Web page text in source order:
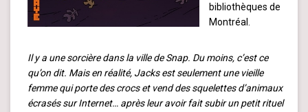
bibliothèques de
Montréal.
Il y a une sorcière dans la ville de Snap. Du moins, c’est ce
qu’on dit. Mais en réalité, Jacks est seulement une vieille
femme qui porte des crocs et vend des squelettes d’animaux
écrasés sur Internet… après leur avoir fait subir un petit rituel